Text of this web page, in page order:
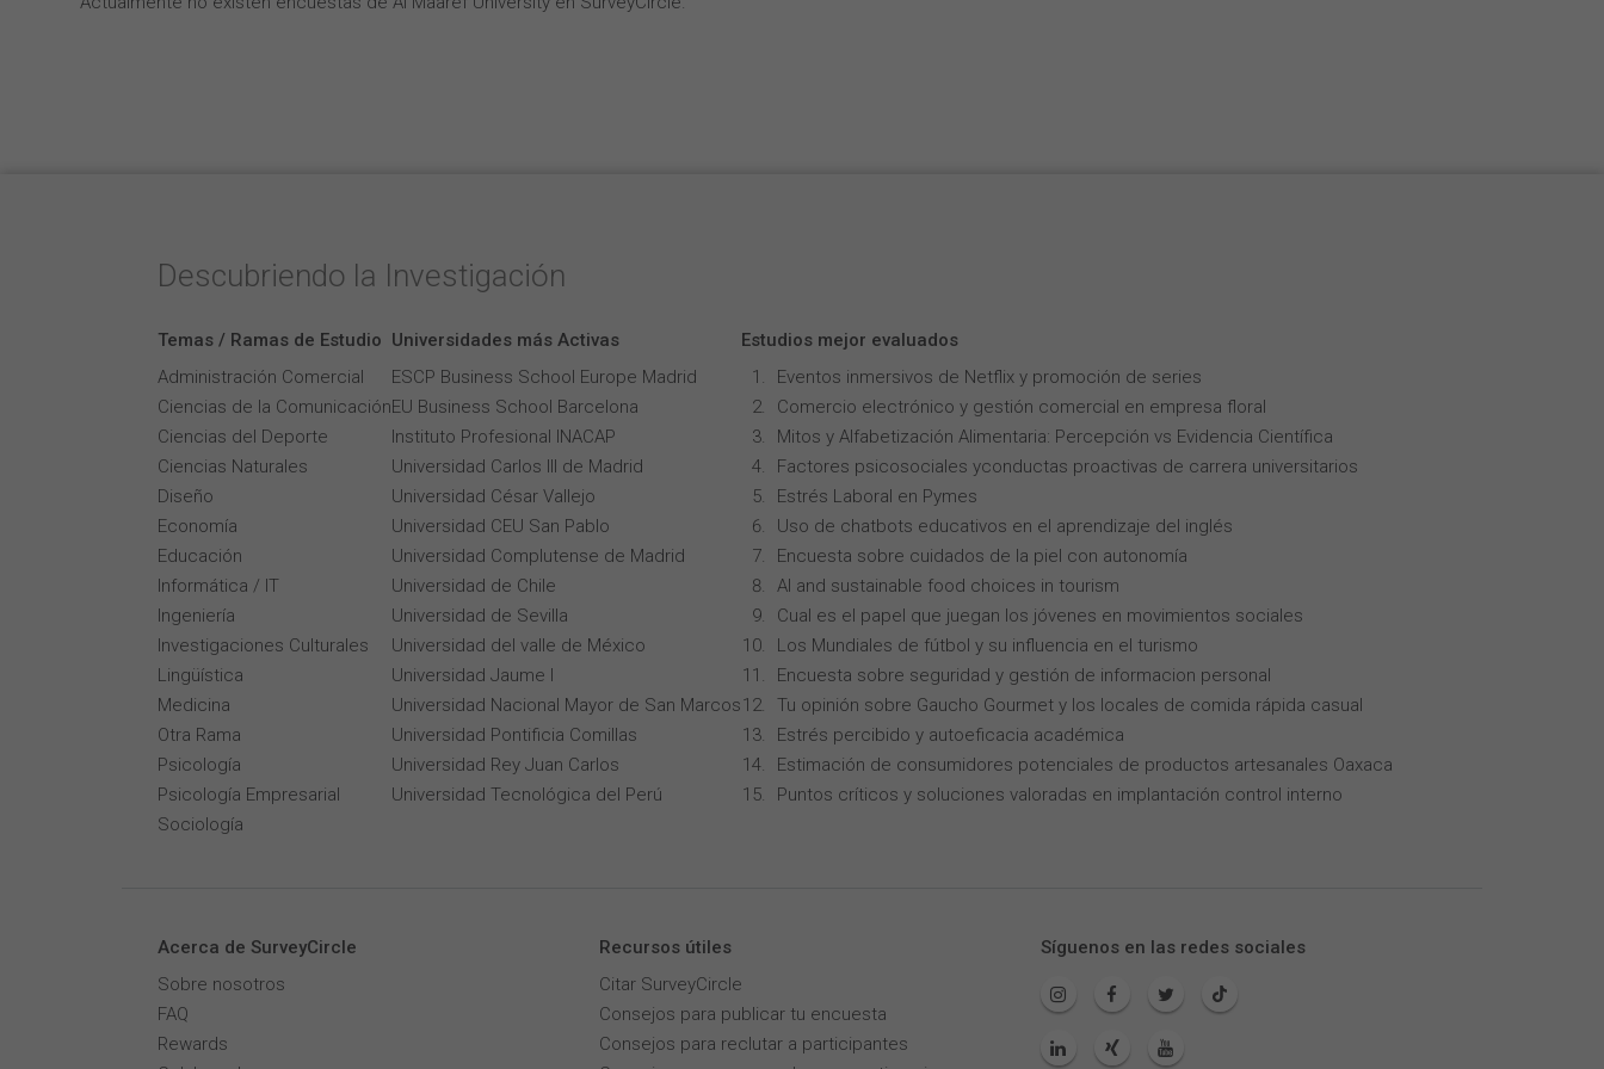
Descubriendo la Investigación
Temas / Ramas de Estudio
Administración Comercial
Ciencias de la Comunicación
Ciencias del Deporte
Ciencias Naturales
Diseño
Economía
Educación
Informática / IT
Ingeniería
Investigaciones Culturales
Lingüística
Medicina
Otra Rama
Psicología
Psicología Empresarial
Sociología
Universidades más Activas
ESCP Business School Europe Madrid
EU Business School Barcelona
Instituto Profesional INACAP
Universidad Carlos III de Madrid
Universidad César Vallejo
Universidad CEU San Pablo
Universidad Complutense de Madrid
Universidad de Chile
Universidad de Sevilla
Universidad del valle de México
Universidad Jaume I
Universidad Nacional Mayor de San Marcos
Universidad Pontificia Comillas
Universidad Rey Juan Carlos
Universidad Tecnológica del Perú
Estudios mejor evaluados
Eventos inmersivos de Netflix y promoción de series
Comercio electrónico y gestión comercial en empresa floral
Mitos y Alfabetización Alimentaria: Percepción vs Evidencia Científica
Factores psicosociales yconductas proactivas de carrera universitarios
Estrés Laboral en Pymes
Uso de chatbots educativos en el aprendizaje del inglés
Encuesta sobre cuidados de la piel con autonomía
AI and sustainable food choices in tourism
Cual es el papel que juegan los jóvenes en movimientos sociales
Los Mundiales de fútbol y su influencia en el turismo
Encuesta sobre seguridad y gestión de informacion personal
Tu opinión sobre Gaucho Gourmet y los locales de comida rápida casual
Estrés percibido y autoeficacia académica
Estimación de consumidores potenciales de productos artesanales Oaxaca
Puntos críticos y soluciones valoradas en implantación control interno
Acerca de SurveyCircle
Sobre nosotros
FAQ
Rewards
Recursos útiles
Citar SurveyCircle
Consejos para publicar tu encuesta
Consejos para reclutar a participantes
Síguenos en las redes sociales